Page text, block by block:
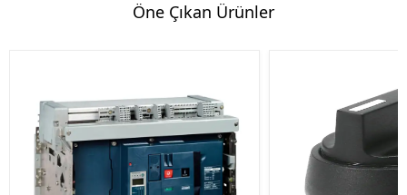
Öne Çıkan Ürünler